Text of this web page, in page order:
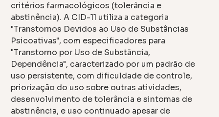
critérios farmacológicos (tolerância e
abstinência). A CID-11 utiliza a categoria
"Transtornos Devidos ao Uso de Substâncias
Psicoativas", com especificadores para
"Transtorno por Uso de Substância,
Dependência", caracterizado por um padrão de
uso persistente, com dificuldade de controle,
priorização do uso sobre outras atividades,
desenvolvimento de tolerância e sintomas de
abstinência, e uso continuado apesar de